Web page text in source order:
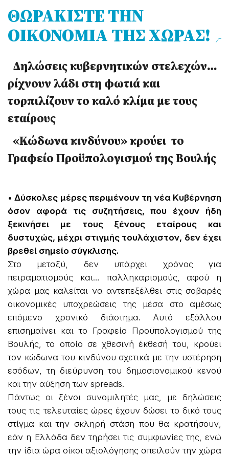
ΘΩΡΑΚΙΣΤΕ ΤΗΝ
ΟΙΚΟΝΟΜΙΑ ΤΗΣ ΧΩΡΑΣ!
Δηλώσεις κυβερνητικών στελεχών…
ρίχνουν λάδι στη φωτιά και
τορπιλίζουν το καλό κλίμα με τους
εταίρους
«Κώδωνα κινδύνου» κρούει το
Γραφείο Προϋπολογισμού της Βουλής
• Δύσκολες μέρες περιμένουν τη νέα Κυβέρνηση
όσον αφορά τις συζητήσεις, που έχουν ήδη
ξεκινήσει με τους ξένους εταίρους και
δυστυχώς, μέχρι στιγμής τουλάχιστον, δεν έχει
βρεθεί σημείο σύγκλισης.
Στο μεταξύ, δεν υπάρχει χρόνος για
πειραματισμούς και… παλληκαρισμούς, αφού η
χώρα μας καλείται να αντεπεξέλθει στις σοβαρές
οικονομικές υποχρεώσεις της μέσα στο αμέσως
επόμενο χρονικό διάστημα. Αυτό εξάλλου
επισημαίνει και το Γραφείο Προϋπολογισμού της
Βουλής, το οποίο σε χθεσινή έκθεσή του, κρούει
τον κώδωνα του κινδύνου σχετικά με την υστέρηση
εσόδων, τη διεύρυνση του δημοσιονομικού κενού
και την αύξηση των spreads.
Πάντως οι ξένοι συνομιλητές μας, με δηλώσεις
τους τις τελευταίες ώρες έχουν δώσει το δικό τους
στίγμα και την σκληρή στάση που θα κρατήσουν,
εάν η Ελλάδα δεν τηρήσει τις συμφωνίες της, ενώ
την ίδια ώρα οίκοι αξιολόγησης απειλούν την χώρα